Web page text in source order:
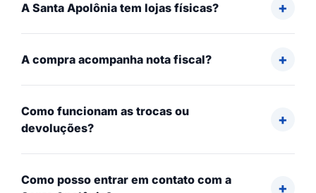
A Santa Apolônia tem lojas físicas?
A compra acompanha nota fiscal?
Como funcionam as trocas ou
devoluções?
Como posso entrar em contato com a